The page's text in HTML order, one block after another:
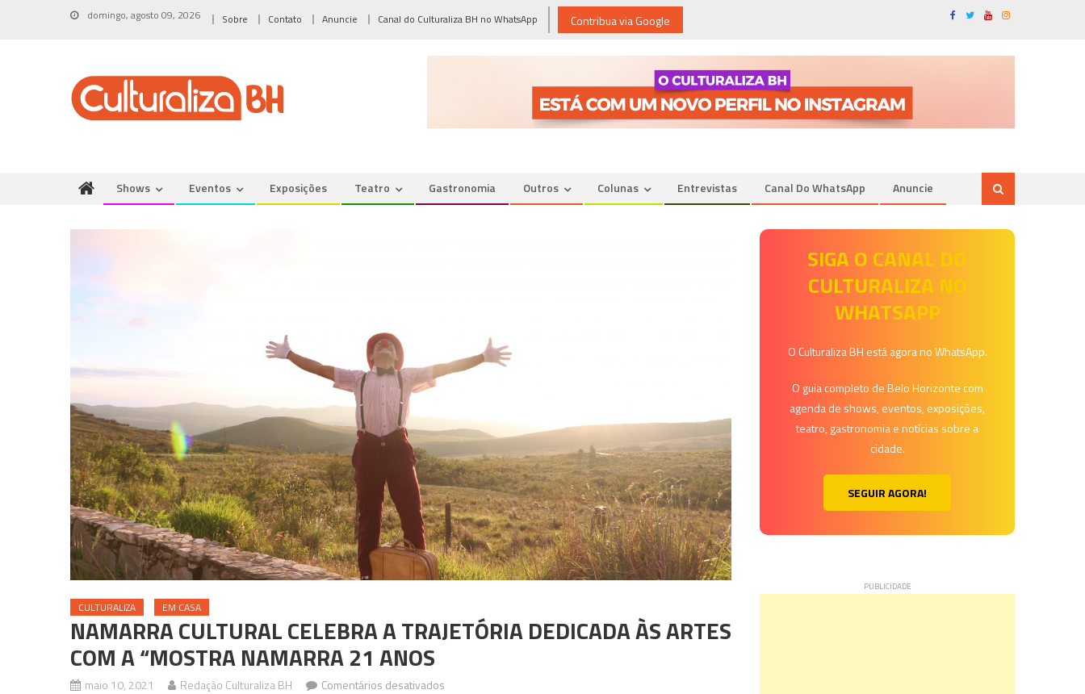
domingo, agosto 09, 2026 Sobre Contato Anuncie Canal do Culturaliza BH no WhatsApp Contribua via Google
Shows Eventos Exposições Teatro Gastronomia Outros Colunas Entrevistas Canal Do WhatsApp Anuncie
CULTURALIZA EM CASA
NAMARRA CULTURAL CELEBRA A TRAJETÓRIA DEDICADA ÀS ARTES
COM A “MOSTRA NAMARRA 21 ANOS
maio 10, 2021 Redação Culturaliza BH Comentários desativados
SIGA O CANAL DO
CULTURALIZA NO
WHATSAPP
O Culturaliza BH está agora no WhatsApp.
O guia completo de Belo Horizonte com
agenda de shows, eventos, exposições,
teatro, gastronomia e notícias sobre a
cidade.
SEGUIR AGORA!